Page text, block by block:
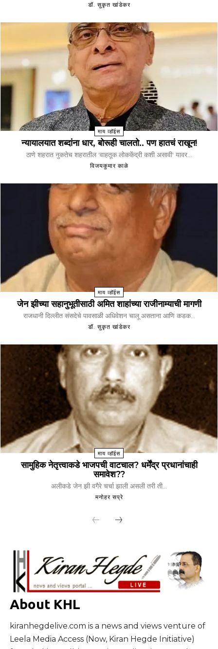
डॉ. सुकृत खांडेकर
माय व्हॉईस
न्यायालयात शब्दांना धार, बोरूही चालतो.. पण हातचं राखून!
ठाणे शहरात नुकतेच शहरातील 'वाहतूक लोककेंद्री कशी असावी' यावर...
विजयकुमार काळे
माय व्हॉईस
जेन झीच्या सहानुभूतीसाठी अमित शाहांच्या राजीनाम्याची मागणी
राजधानी दिल्लीत संसदेचे पावसाळी अधिवेशन चालू असताना आणि कडक...
डॉ. सुकृत खांडेकर
माय व्हॉईस
सामुहिक नेतृत्त्वाकडे भाजपची वाटचाल? धर्मेंद्र प्रधानांचाही
समावेश??
अलीकडे जेन झी वगैरे चर्चा झाली असली तरी ती...
मनोहर सप्रे
About KHL
kiranhegdelive.com is a news and views venture of
Leela Media Access (Now, Kiran Hegde Initiative)